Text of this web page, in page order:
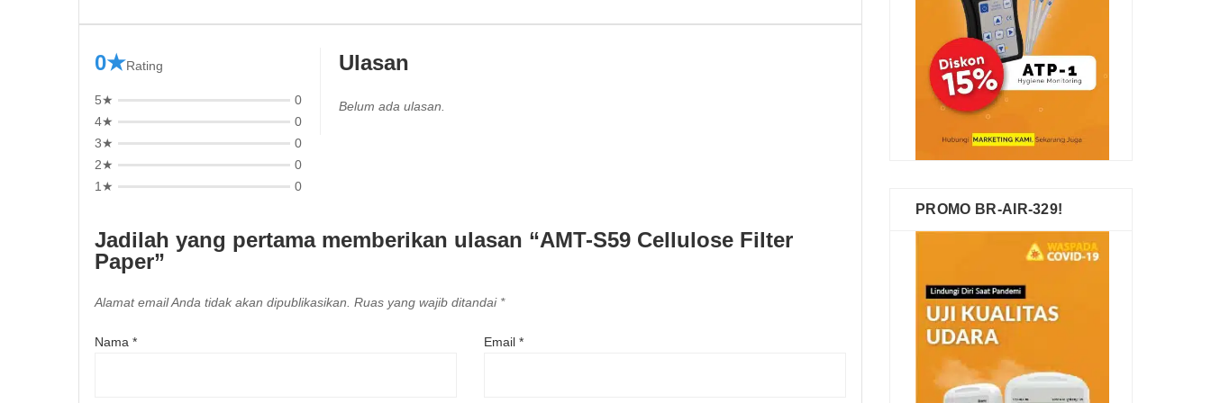
0★Rating
5★
0
4★
0
3★
0
2★
0
1★
0
Ulasan
Belum ada ulasan.
Jadilah yang pertama memberikan ulasan “AMT-S59 Cellulose Filter
Paper”
Alamat email Anda tidak akan dipublikasikan. Ruas yang wajib ditandai *
Nama * Email *
PROMO BR-AIR-329!